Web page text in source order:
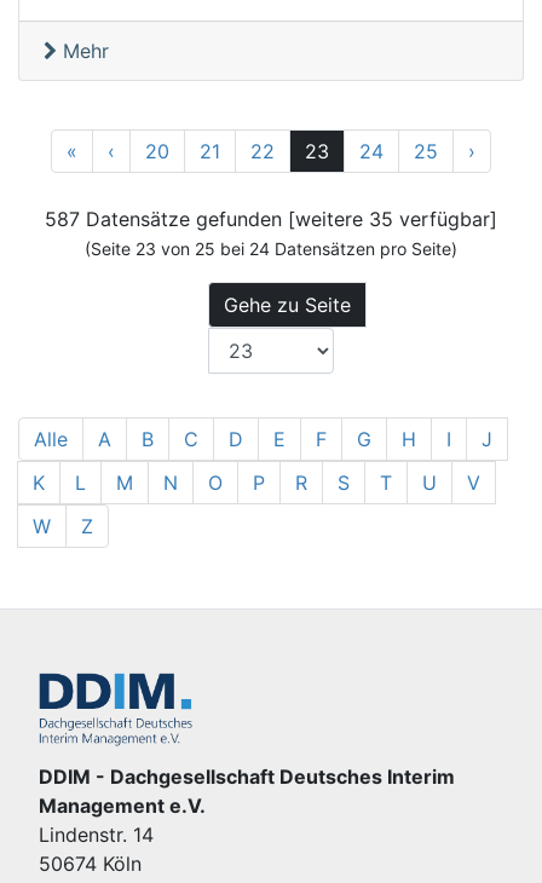
Mehr
« ‹ Zurück
20 21 22 23 24 25 ›
587 Datensätze gefunden [weitere 35 verfügbar]
(Seite 23 von 25 bei 24 Datensätzen pro Seite)
Gehe zu Seite
Alle A B C D E F G H I
J
K
L M N O P R S T U
V
W
Z
DDIM - Dachgesellschaft Deutsches Interim
Management e.V.
Lindenstr. 14
50674 Köln